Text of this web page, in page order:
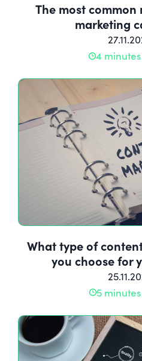
The most common
marketing
4
What type of
you choose for
5